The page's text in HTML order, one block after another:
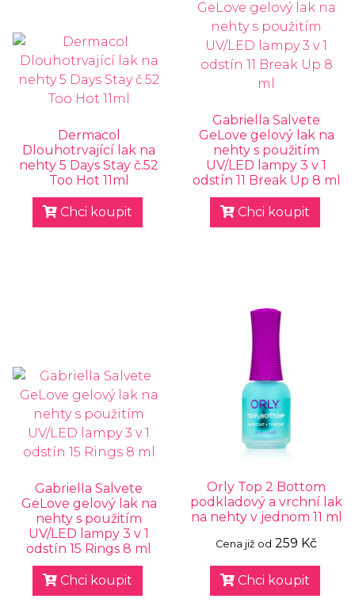
Dermacol
Dlouhotrvající lak na
nehty 5 Days Stay č.52
Too Hot 11ml
Chci koupit
Gabriella Salvete
GeLove gelový lak na
nehty s použitím
UV/LED lampy 3 v 1
odstín 11 Break Up 8 ml
Chci koupit
Gabriella Salvete
GeLove gelový lak na
nehty s použitím
UV/LED lampy 3 v 1
odstín 15 Rings 8 ml
Chci koupit
Orly Top 2 Bottom
podkladový a vrchní lak
na nehty v jednom 11 ml
Cena již od 259 Kč
Chci koupit